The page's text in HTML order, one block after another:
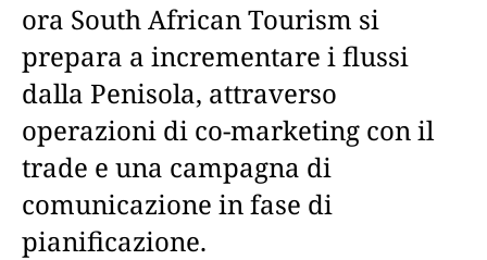
ora South African Tourism si
prepara a incrementare i flussi
dalla Penisola, attraverso
operazioni di co-marketing con il
trade e una campagna di
comunicazione in fase di
pianificazione.